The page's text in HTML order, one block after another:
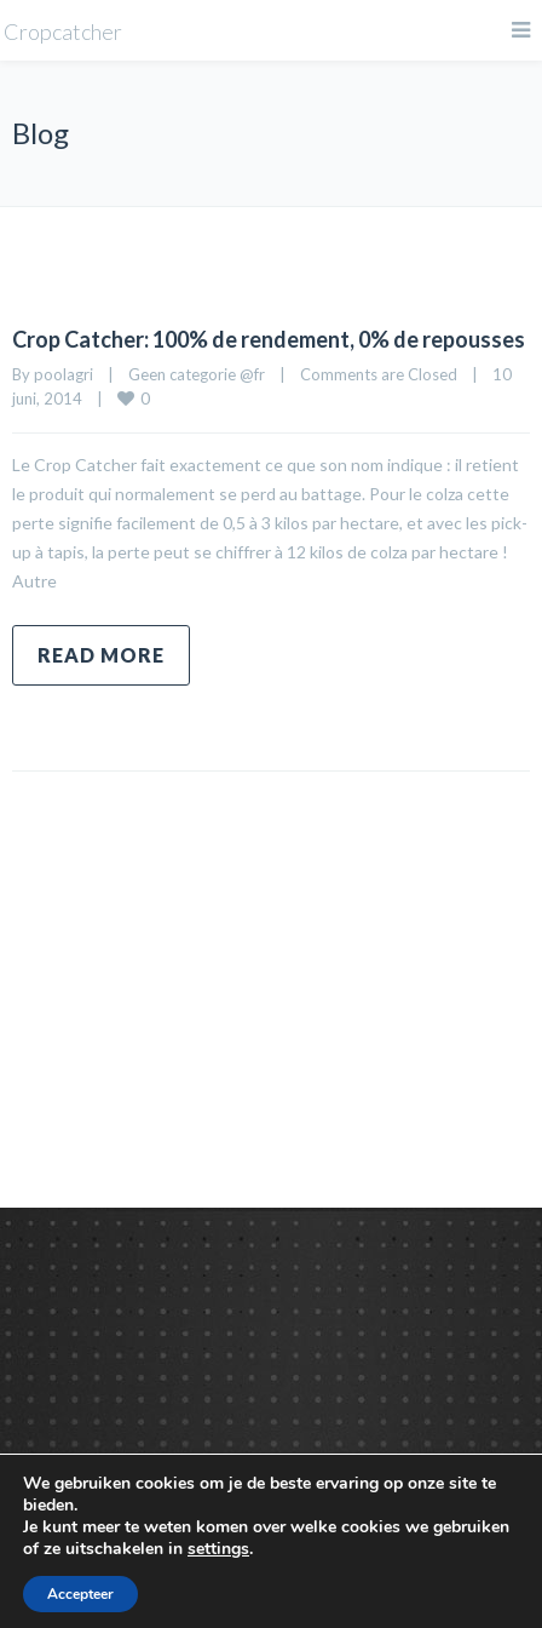
Blog
Crop Catcher: 100% de rendement, 0% de repousses
By poolagri Geen categorie @fr Comments are Closed
10
juni, 2014
0
Le Crop Catcher fait exactement ce que son nom indique : il retient
le produit qui normalement se perd au battage. Pour le colza cette
perte signifie facilement de 0,5 à 3 kilos par hectare, et avec les pick-
up à tapis, la perte peut se chiffrer à 12 kilos de colza par hectare !
Autre
READ MORE
Copyright 2015
Cropcatcher
We gebruiken cookies om je de beste ervaring op onze site te
bieden.
Je kunt meer te weten komen over welke cookies we gebruiken
of ze uitschakelen in settings.
Accepteer